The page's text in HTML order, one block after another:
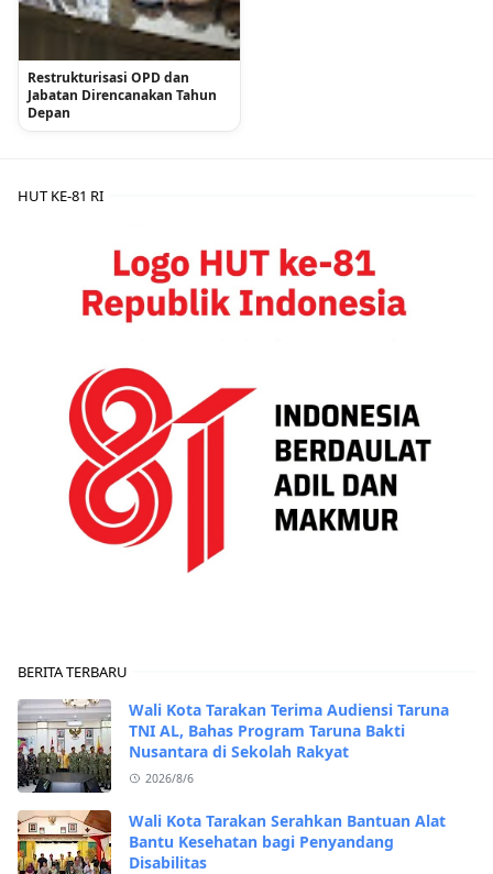
Restrukturisasi OPD dan
Jabatan Direncanakan Tahun
Depan
HUT KE-81 RI
BERITA TERBARU
Wali Kota Tarakan Terima Audiensi Taruna
TNI AL, Bahas Program Taruna Bakti
Nusantara di Sekolah Rakyat
2026/8/6
Wali Kota Tarakan Serahkan Bantuan Alat
Bantu Kesehatan bagi Penyandang
Disabilitas